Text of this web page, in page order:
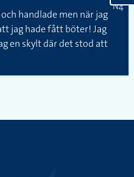
handlade men när jag
jag hade fått böter! Jag
en skylt där det stod att
N4